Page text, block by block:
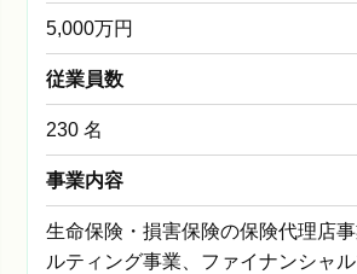
5,000万円
従業員数
230 名
事業内容
生命保険・損害保険の保険代理店
ルティング事業、ファイナンシャ